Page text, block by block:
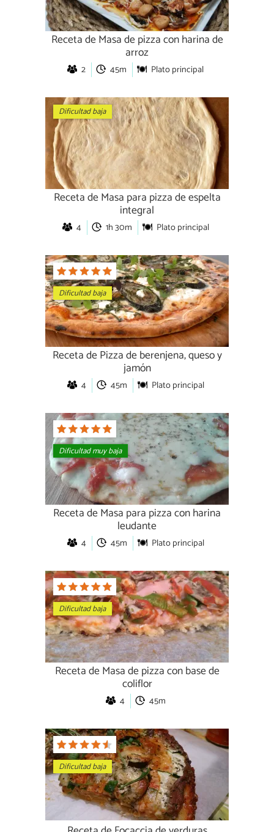
Receta de Masa de pizza con harina de
arroz
2 45m Plato principal
Dificultad baja
Receta de Masa para pizza de espelta
integral
4 1h 30m Plato principal
Dificultad baja
Receta de Pizza de berenjena, queso y
jamón
4 45m Plato principal
Dificultad muy baja
Receta de Masa para pizza con harina
leudante
4 45m Plato principal
Dificultad baja
Receta de Masa de pizza con base de
coliflor
4 45m
Dificultad baja